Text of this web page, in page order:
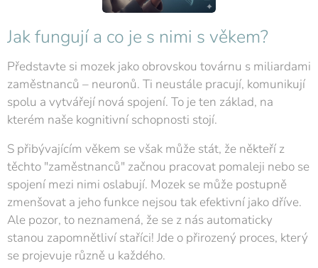
Jak fungují a co je s nimi s věkem?
Představte si mozek jako obrovskou továrnu s miliardami
zaměstnanců – neuronů. Ti neustále pracují, komunikují
spolu a vytvářejí nová spojení. To je ten základ, na
kterém naše kognitivní schopnosti stojí.
S přibývajícím věkem se však může stát, že někteří z
těchto "zaměstnanců" začnou pracovat pomaleji nebo se
spojení mezi nimi oslabují. Mozek se může postupně
zmenšovat a jeho funkce nejsou tak efektivní jako dříve.
Ale pozor, to neznamená, že se z nás automaticky
stanou zapomnětliví staříci! Jde o přirozený proces, který
se projevuje různě u každého.